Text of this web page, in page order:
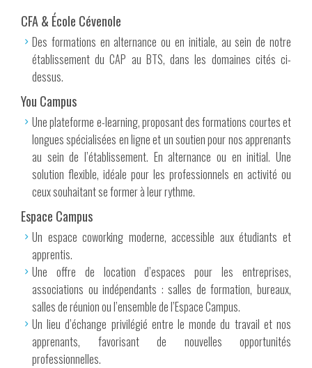
CFA & École Cévenole
Des formations en alternance ou en initiale, au sein de notre
établissement du CAP au BTS, dans les domaines cités ci-
dessus.
You Campus
Une plateforme e-learning, proposant des formations courtes et
longues spécialisées en ligne et un soutien pour nos apprenants
au sein de l’établissement. En alternance ou en initial. Une
solution flexible, idéale pour les professionnels en activité ou
ceux souhaitant se former à leur rythme.
Espace Campus
Un espace coworking moderne, accessible aux étudiants et
apprentis.
Une offre de location d’espaces pour les entreprises,
associations ou indépendants : salles de formation, bureaux,
salles de réunion ou l’ensemble de l’Espace Campus.
Un lieu d’échange privilégié entre le monde du travail et nos
apprenants, favorisant de nouvelles opportunités
professionnelles.